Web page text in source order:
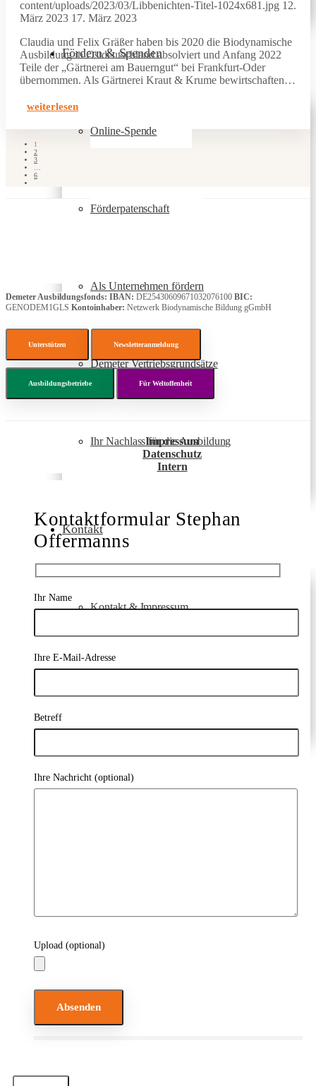
Fördern & Spenden
Online-Spende
Förderpatenschaft
Als Unternehmen fördern
Demeter Vertriebsgrundsätze
Ihr Nachlass für die Ausbildung
Kontakt
Kontakt & Impressum
content/uploads/2023/03/Libbenichten-Titel-1024x681.jpg 12.
März 2023 17. März 2023
Claudia und Felix Gräßer haben bis 2020 die Biodynamische
Ausbildung in Ostdeutschland absolviert und Anfang 2022
Teile der „Gärtnerei am Bauerngut“ bei Frankfurt-Oder
übernommen. Als Gärtnerei Kraut & Krume bewirtschaften…
weiterlesen
1
2
3
…
6
Demeter Ausbildungsfonds: IBAN: DE25430609671032076100 BIC:
GENODEM1GLS Kontoinhaber: Netzwerk Biodynamische Bildung gGmbH
Unterstützen Newsletteranmeldung
Ausbildungsbetriebe Für Weltoffenheit
Impressum
Datenschutz
Intern
Kontaktformular Stephan
Offermanns
Ihr Name
Ihre E-Mail-Adresse
Betreff
Ihre Nachricht (optional)
Upload (optional)
Bitte lasse dieses Feld leer.